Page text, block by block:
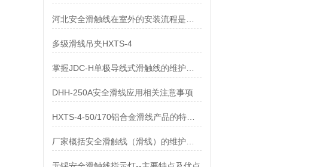
多级滑线吊夹HXTS-4
DHH-250A安全滑线应用相关注意事项
HXTS-4-50/170铝合金滑线产品的特点及用途